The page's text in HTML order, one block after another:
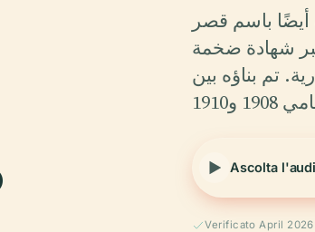
باسم قصر
شهادة ضخمة
تم بناؤه بين
و1910
Ascolta
Verificato April 2026